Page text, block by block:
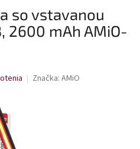
so vstavanou
2600 mAh AMiO-
Značka: AMiO